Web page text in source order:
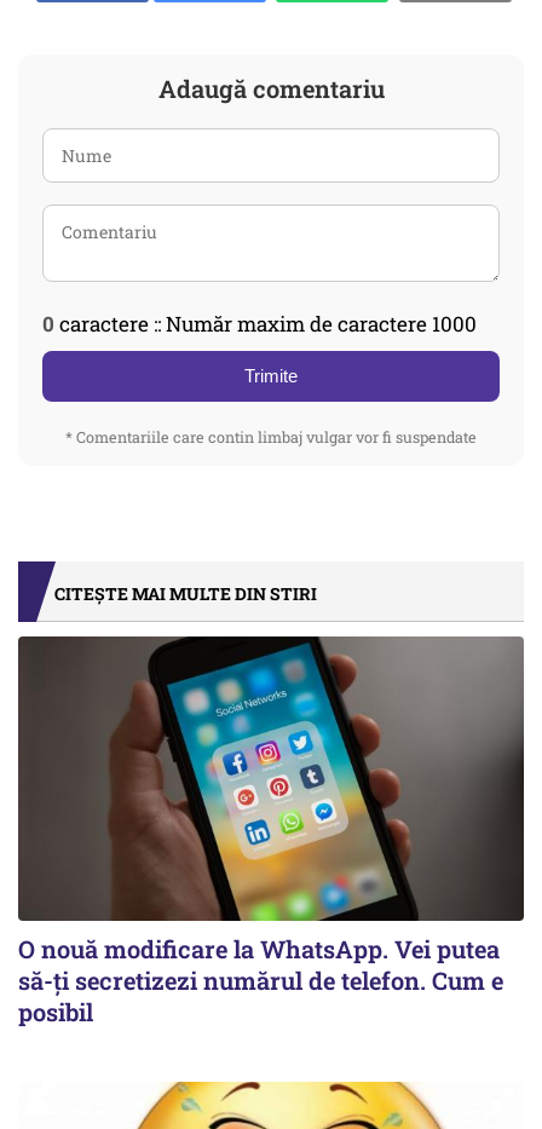
Adaugă comentariu
0 caractere :: Număr maxim de caractere 1000
Trimite
* Comentariile care contin limbaj vulgar vor fi suspendate
CITEȘTE MAI MULTE DIN STIRI
O nouă modificare la WhatsApp. Vei putea
să-ți secretizezi numărul de telefon. Cum e
posibil